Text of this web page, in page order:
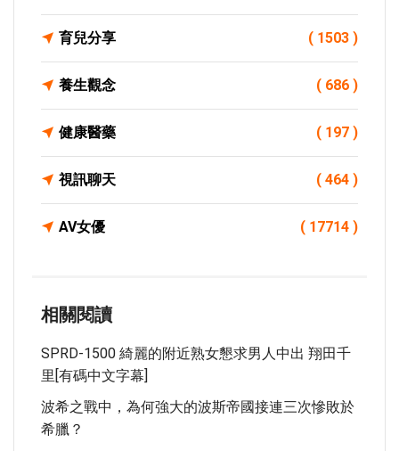
育兒分享 ( 1503 )
養生觀念 ( 686 )
健康醫藥 ( 197 )
視訊聊天 ( 464 )
AV女優 ( 17714 )
相關閱讀
SPRD-1500 綺麗的附近熟女懇求男人中出 翔田千
里[有碼中文字幕]
波希之戰中，為何強大的波斯帝國接連三次慘敗於
希臘？